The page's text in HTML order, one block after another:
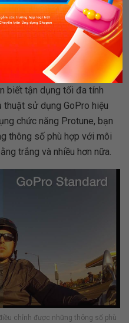
có được cảnh quay tuyệt
Protune
4 thì GoPro đã sở hữu
biết tận dụng tối đa tính
thuật sử dụng GoPro hiệu
chức năng Protune, bạn
thông số phù hợp với môi
trắng và nhiều hơn nữa.
chỉnh được những thông số phù